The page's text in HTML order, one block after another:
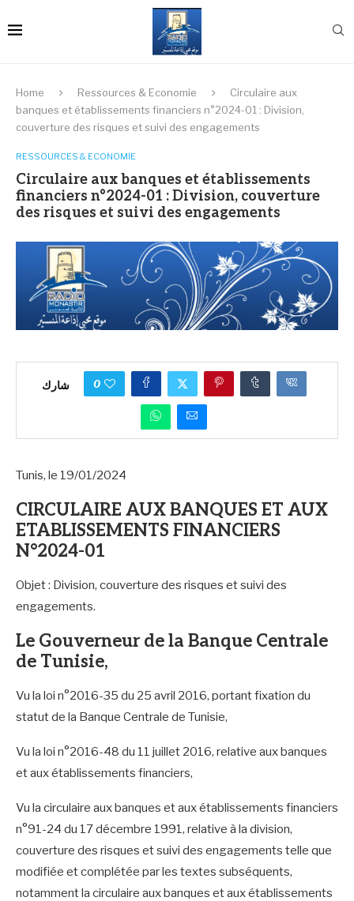
Home Ressources & Economie
Circulaire aux
banques et établissements financiers n°2024-01 : Division,
couverture des risques et suivi des engagements
RESSOURCES & ECONOMIE
Circulaire aux banques et établissements
financiers n°2024-01 : Division, couverture
des risques et suivi des engagements
شارك 0
Tunis, le 19/01/2024
CIRCULAIRE AUX BANQUES ET AUX
ETABLISSEMENTS FINANCIERS
N°2024-01
Objet : Division, couverture des risques et suivi des
engagements.
Le Gouverneur de la Banque Centrale
de Tunisie,
Vu la loi n°2016-35 du 25 avril 2016, portant fixation du
statut de la Banque Centrale de Tunisie,
Vu la loi n°2016-48 du 11 juillet 2016, relative aux banques
et aux établissements financiers,
Vu la circulaire aux banques et aux établissements financiers
n°91-24 du 17 décembre 1991, relative à la division,
couverture des risques et suivi des engagements telle que
modifiée et complétée par les textes subséquents,
notamment la circulaire aux banques et aux établissements